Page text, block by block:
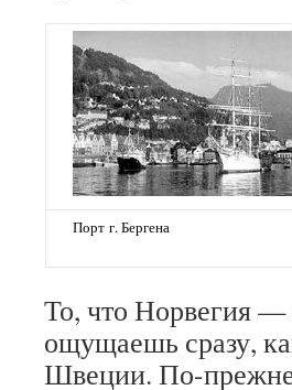
Порт г. Бергена
То, что Норвегия —
ощущаешь сразу,
Швеции. По-